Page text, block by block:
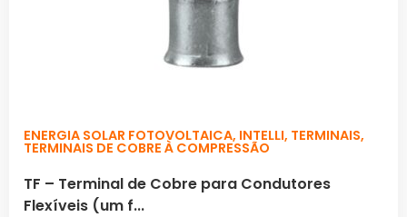
ENERGIA SOLAR FOTOVOLTAICA, INTELLI, TERMINAIS,
TERMINAIS DE COBRE À COMPRESSÃO
TF – Terminal de Cobre para Condutores
Flexíveis (um f...